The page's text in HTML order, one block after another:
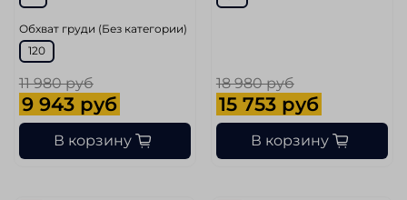
Обхват груди (Без категории)
120
11 980 руб
9 943 руб
В корзину
18 980 руб
15 753 руб
В корзину